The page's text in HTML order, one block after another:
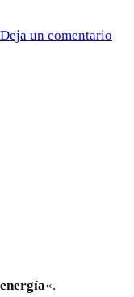
Deja un comentario
energía«.